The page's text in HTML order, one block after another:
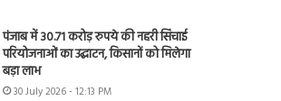
पंजाब में 30.71 करोड़ रुपये की नहरी सिंचाई
परियोजनाओं का उद्घाटन, किसानों को मिलेगा
बड़ा लाभ
30 July 2026 - 12:13 PM